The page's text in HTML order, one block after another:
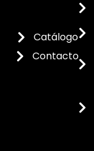
Catálogo
Contacto